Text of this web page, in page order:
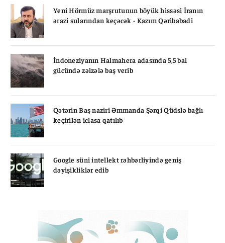
Yeni Hörmüz marşrutunun böyük hissəsi İranın
ərazi sularından keçəcək - Kazım Qəribabadi
İndoneziyanın Halmahera adasında 5,5 bal
gücündə zəlzələ baş verib
Qətərin Baş naziri Əmmanda Şərqi Qüdslə bağlı
keçirilən iclasa qatılıb
Google süni intellekt rəhbərliyində geniş
dəyişikliklər edib